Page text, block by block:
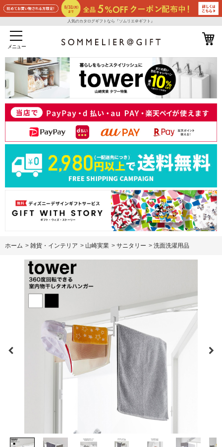
人気のカタログギフトなら『ソムリエ＠ギフト』
メニュー
ホーム > 雑貨・インテリア > 山崎実業 > サニタリー > 洗面洗濯用品